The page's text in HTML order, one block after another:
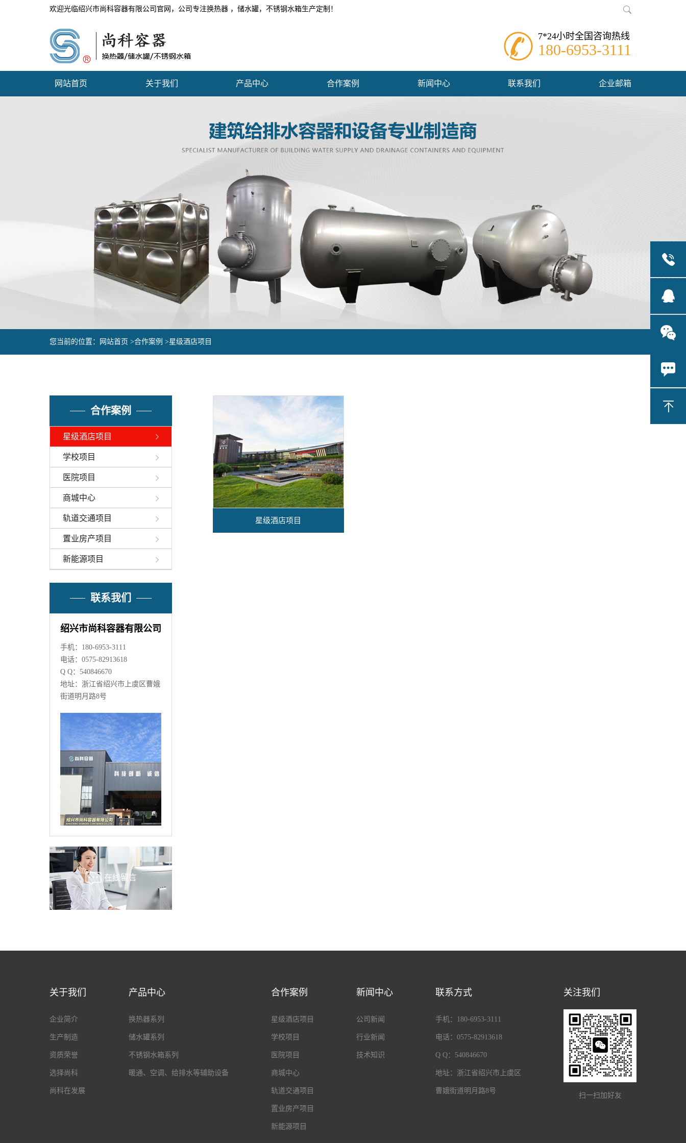
欢迎光临绍兴市尚科容器有限公司官网，公司专注换热器 ，储水罐，不锈钢水箱生产定制！
7*24小时全国咨询热线
180-6953-3111
网站首页 关于我们 产品中心 合作案例 新闻中心 联系我们 企业邮箱
您当前的位置： 网站首页 >合作案例 >星级酒店项目
合作案例
星级酒店项目
学校项目
医院项目
商城中心
轨道交通项目
置业房产项目
新能源项目
联系我们
绍兴市尚科容器有限公司
手机：180-6953-3111
电话：0575-82913618
Q Q：540846670
地址：浙江省绍兴市上虞区曹娥
街道明月路8号
在线留言
星级酒店项目
关于我们
企业简介
生产制造
资质荣誉
选择尚科
尚科在发展
产品中心
换热器系列
储水罐系列
不锈钢水箱系列
暖通、空调、给排水等辅助设备
合作案例
星级酒店项目
学校项目
医院项目
商城中心
轨道交通项目
置业房产项目
新能源项目
新闻中心
公司新闻
行业新闻
技术知识
联系方式
手机：180-6953-3111
电话：0575-82913618
Q Q：540846670
地址：浙江省绍兴市上虞区
曹娥街道明月路8号
关注我们
扫一扫加好友